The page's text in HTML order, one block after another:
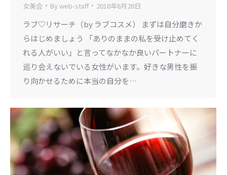
女美会 Byweb-staff 2018年6月28日
ラブ♡リサーチ（by ラブコスメ） まずは自分磨きか
らはじめましょう 「ありのままの私を受け止めてく
れる人がいい」と言ってなかなか良いパートナーに
巡り会えないでいる女性がいます。好きな男性を振
り向かせるために本当の自分を…